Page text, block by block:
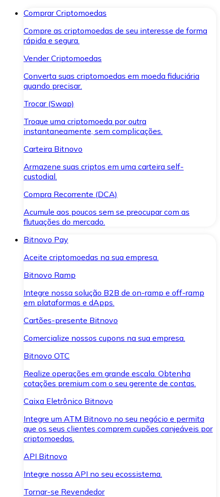
Comprar Criptomoedas
Compre as criptomoedas de seu interesse de forma
rápida e segura.
Vender Criptomoedas
Converta suas criptomoedas em moeda fiduciária
quando precisar.
Trocar (Swap)
Troque uma criptomoeda por outra
instantaneamente, sem complicações.
Carteira Bitnovo
Armazene suas criptos em uma carteira self-
custodial.
Compra Recorrente (DCA)
Acumule aos poucos sem se preocupar com as
flutuações do mercado.
Bitnovo Pay
Aceite criptomoedas na sua empresa.
Bitnovo Ramp
Integre nossa solução B2B de on-ramp e off-ramp
em plataformas e dApps.
Cartões-presente Bitnovo
Comercialize nossos cupons na sua empresa.
Bitnovo OTC
Realize operações em grande escala. Obtenha
cotações premium com o seu gerente de contas.
Caixa Eletrônico Bitnovo
Integre um ATM Bitnovo no seu negócio e permita
que os seus clientes comprem cupões canjeáveis por
criptomoedas.
API Bitnovo
Integre nossa API no seu ecossistema.
Tornar-se Revendedor